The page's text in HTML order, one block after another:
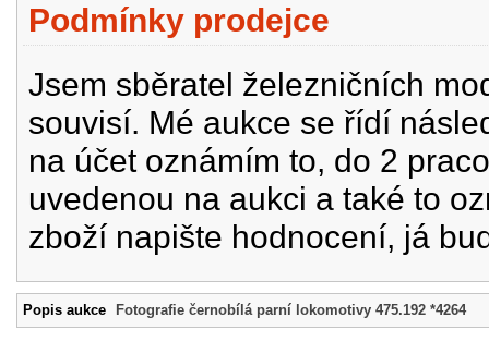
Podmínky prodejce
Jsem sběratel železničních
souvisí. Mé aukce se řídí
na účet oznámím to, do 2
uvedenou na aukci a také to
zboží napište hodnocení, já
Popis aukce Fotografie černobílá parní lokomotivy 475.192 *4264